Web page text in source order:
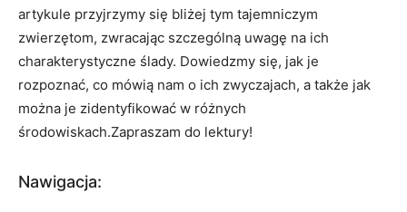
artykule przyjrzymy się bliżej tym tajemniczym
zwierzętom, zwracając szczególną uwagę na ich
charakterystyczne ślady. Dowiedzmy się, jak je
rozpoznać, co mówią nam o ich zwyczajach, a także jak
można je zidentyfikować w różnych
środowiskach.Zapraszam do lektury!
Nawigacja: